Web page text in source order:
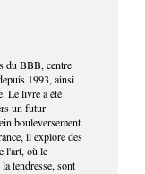
du BBB, centre
1993, ainsi
Le livre a été
un futur
bouleversement.
il explore des
l'art, où le
tendresse, sont